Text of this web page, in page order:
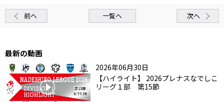
前へ 一覧へ 次へ
最新の動画
2026年06月30日
【ハイライト】 2026プレナスなでしこ
リーグ１部 第15節